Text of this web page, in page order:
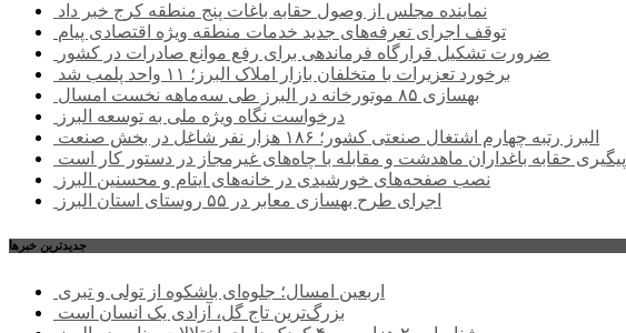
نماینده مجلس از وصول حقابه باغات پنج منطقه کرج خبر داد
توقف اجرای تعرفه‌های جدید خدمات منطقه ویژه اقتصادی پیام
ضرورت تشکیل قرارگاه فرماندهی برای رفع موانع صادرات در کشور
برخورد تعزیرات با متخلفان بازار املاک البرز؛ ۱۱ واحد پلمب شد
بهسازی ۸۵ موتورخانه در البرز طی سه‌ماهه نخست امسال
درخواست نگاه ویژه ملی به توسعه البرز
البرز رتبه چهارم اشتغال صنعتی کشور؛ ۱۸۶ هزار نفر شاغل در بخش صنعت
پیگیری حقابه باغداران ماهدشت و مقابله با چاه‌های غیرمجاز در دستور کار است
نصب صفحه‌های خورشیدی در خانه‌های ایتام و محسنین البرز
اجرای طرح بهسازی معابر در ۵۵ روستای استان البرز
جديدترين خبرها
اربعین امسال؛ جلوه‌ای باشکوه از تولی و تبری
بزرگ‌ترین تاج گل، آزادی یک انسان است